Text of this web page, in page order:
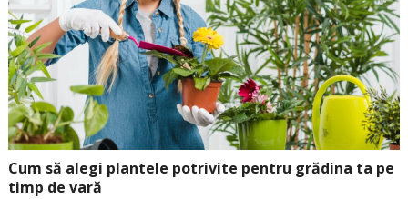
Cum să alegi plantele potrivite pentru grădina ta pe
timp de vară